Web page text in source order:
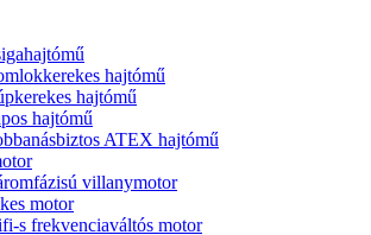
hajtómű
hajtómű
hajtómű
ATEX hajtómű
villanymotor
motor
s frekvenciaváltós motor